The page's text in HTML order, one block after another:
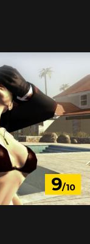
9/10